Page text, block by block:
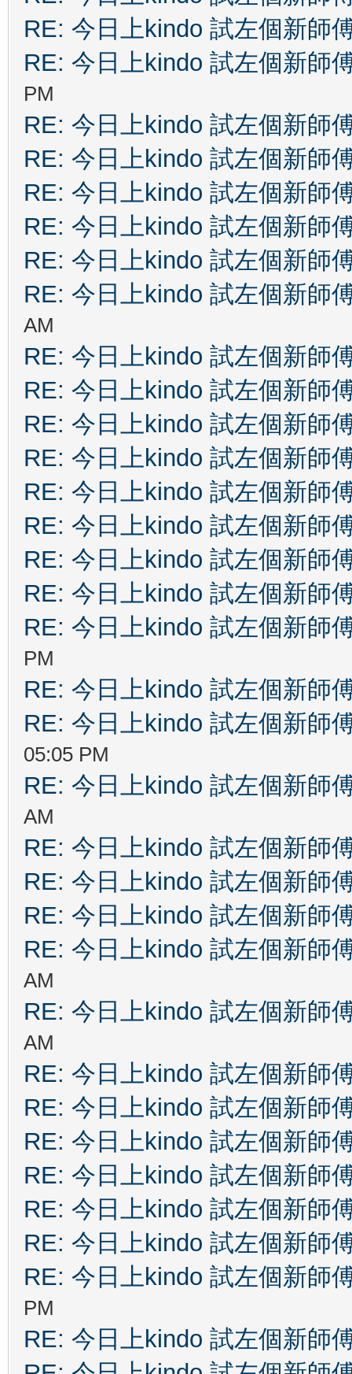
RE: 今日上kindo 試左個新師
RE: 今日上kindo 試左個新師
PM
RE: 今日上kindo 試左個新師
RE: 今日上kindo 試左個新師
RE: 今日上kindo 試左個新師
RE: 今日上kindo 試左個新師
RE: 今日上kindo 試左個新師
RE: 今日上kindo 試左個新師
AM
RE: 今日上kindo 試左個新師
RE: 今日上kindo 試左個新師
RE: 今日上kindo 試左個新師
RE: 今日上kindo 試左個新師
RE: 今日上kindo 試左個新師
RE: 今日上kindo 試左個新師
RE: 今日上kindo 試左個新師
RE: 今日上kindo 試左個新師
RE: 今日上kindo 試左個新師
PM
RE: 今日上kindo 試左個新師
RE: 今日上kindo 試左個新師
05:05 PM
RE: 今日上kindo 試左個新師
AM
RE: 今日上kindo 試左個新師
RE: 今日上kindo 試左個新師
RE: 今日上kindo 試左個新師
RE: 今日上kindo 試左個新師
AM
RE: 今日上kindo 試左個新師
AM
RE: 今日上kindo 試左個新師
RE: 今日上kindo 試左個新師
RE: 今日上kindo 試左個新師
RE: 今日上kindo 試左個新師
RE: 今日上kindo 試左個新師
RE: 今日上kindo 試左個新師
RE: 今日上kindo 試左個新師
PM
RE: 今日上kindo 試左個新師